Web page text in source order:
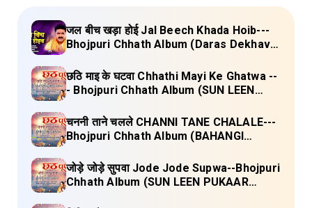
जल बीच खड़ा होई Jal Beech Khada Hoib---
Bhojpuri Chhath Album (Daras Dekhava
छठि माइ के घटवा Chhathi Mayi Ke Ghatwa --
- Bhojpuri Chhath Album (SUN LEEN
Lyrics
चननी ताने चलले CHANNI TANE CHALALE---
Bhojpuri Chhath Album (BAHANGI
जोड़े जोड़े सुपवा Jode Jode Supwa--Bhojpuri
Chhath Album (SUN LEEN PUKAAR